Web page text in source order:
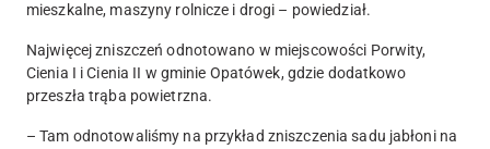
mieszkalne, maszyny rolnicze i drogi – powiedział.
Najwięcej zniszczeń odnotowano w miejscowości Porwity,
Cienia I i Cienia II w gminie Opatówek, gdzie dodatkowo
przeszła trąba powietrzna.
– Tam odnotowaliśmy na przykład zniszczenia sadu jabłoni na